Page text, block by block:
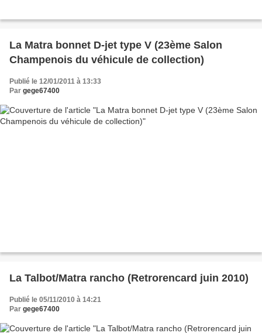
La Matra bonnet D-jet type V (23ème Salon
Champenois du véhicule de collection)
Publié le 12/01/2011 à 13:33
Par gege67400
La Talbot/Matra rancho (Retrorencard juin 2010)
Publié le 05/11/2010 à 14:21
Par gege67400